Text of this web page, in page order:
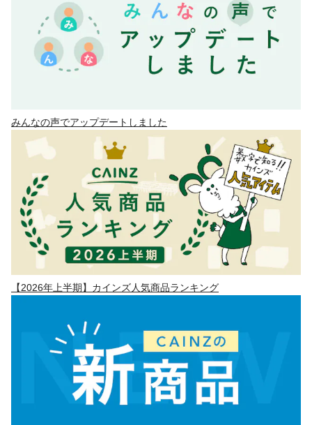
みんなの声でアップデートしました
【2026年上半期】カインズ人気商品ランキング